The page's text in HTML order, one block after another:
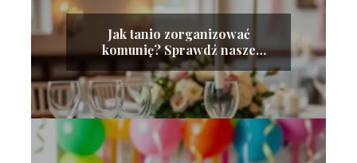
Jak tanio zorganizować
komunię? Sprawdź nasze
sprawdzone porady!